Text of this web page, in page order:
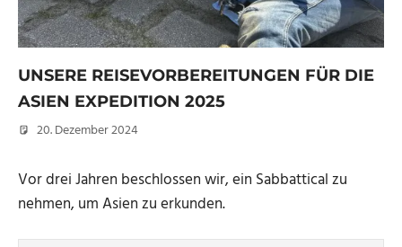
UNSERE REISEVORBEREITUNGEN FÜR DIE
ASIEN EXPEDITION 2025
20. Dezember 2024
Vor drei Jahren beschlossen wir, ein Sabbattical zu
nehmen, um Asien zu erkunden.